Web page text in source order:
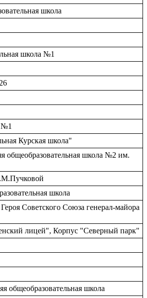
школа
школа №1
№1
Курская школа"
общеобразовательная школа №2 им.
школа
Советского Союза генерал-майора
лицей", Корпус "Северный парк"
общеобразовательная школа